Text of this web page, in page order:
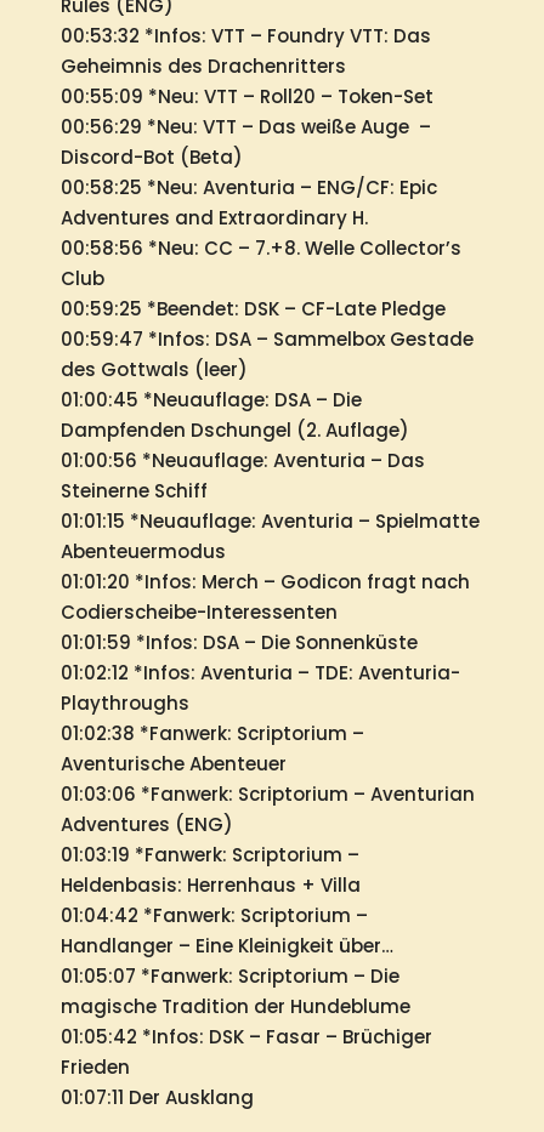
Rules (ENG)
00:53:32 *Infos: VTT – Foundry VTT: Das
Geheimnis des Drachenritters
00:55:09 *Neu: VTT – Roll20 – Token-Set
00:56:29 *Neu: VTT – Das weiße Auge –
Discord-Bot (Beta)
00:58:25 *Neu: Aventuria – ENG/CF: Epic
Adventures and Extraordinary H.
00:58:56 *Neu: CC – 7.+8. Welle Collector’s
Club
00:59:25 *Beendet: DSK – CF-Late Pledge
00:59:47 *Infos: DSA – Sammelbox Gestade
des Gottwals (leer)
01:00:45 *Neuauflage: DSA – Die
Dampfenden Dschungel (2. Auflage)
01:00:56 *Neuauflage: Aventuria – Das
Steinerne Schiff
01:01:15 *Neuauflage: Aventuria – Spielmatte
Abenteuermodus
01:01:20 *Infos: Merch – Godicon fragt nach
Codierscheibe-Interessenten
01:01:59 *Infos: DSA – Die Sonnenküste
01:02:12 *Infos: Aventuria – TDE: Aventuria-
Playthroughs
01:02:38 *Fanwerk: Scriptorium –
Aventurische Abenteuer
01:03:06 *Fanwerk: Scriptorium – Aventurian
Adventures (ENG)
01:03:19 *Fanwerk: Scriptorium –
Heldenbasis: Herrenhaus + Villa
01:04:42 *Fanwerk: Scriptorium –
Handlanger – Eine Kleinigkeit über…
01:05:07 *Fanwerk: Scriptorium – Die
magische Tradition der Hundeblume
01:05:42 *Infos: DSK – Fasar – Brüchiger
Frieden
01:07:11 Der Ausklang